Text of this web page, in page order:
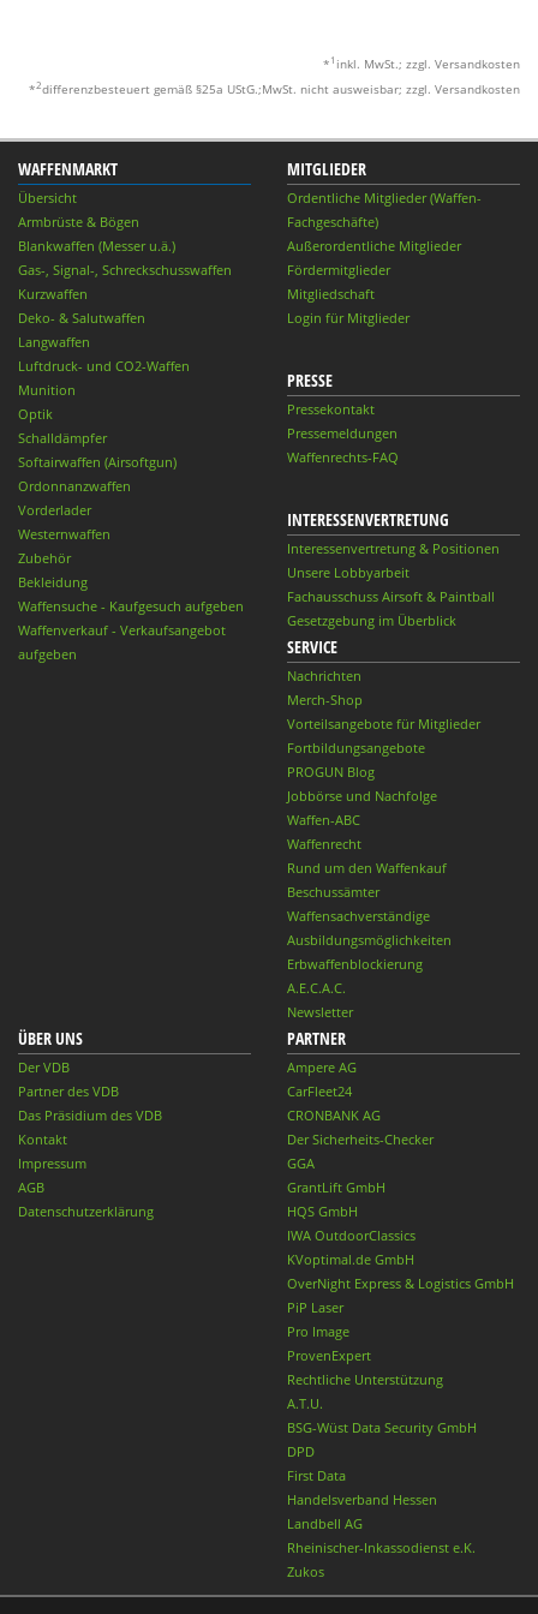
* 1 inkl. MwSt.; zzgl. Versandkosten
*2differenzbesteuert gemäß §25a UStG.;MwSt. nicht ausweisbar; zzgl. Versandkosten
WAFFENMARKT
Übersicht
Armbrüste & Bögen
Blankwaffen (Messer u.ä.)
Gas-, Signal-, Schreckschusswaffen
Kurzwaffen
Deko- & Salutwaffen
Langwaffen
Luftdruck- und CO2-Waffen
Munition
Optik
Schalldämpfer
Softairwaffen (Airsoftgun)
Ordonnanzwaffen
Vorderlader
Westernwaffen
Zubehör
Bekleidung
Waffensuche - Kaufgesuch aufgeben
Waffenverkauf - Verkaufsangebot
aufgeben
MITGLIEDER
Ordentliche Mitglieder (Waffen-
Fachgeschäfte)
Außerordentliche Mitglieder
Fördermitglieder
Mitgliedschaft
Login für Mitglieder
PRESSE
Pressekontakt
Pressemeldungen
Waffenrechts-FAQ
INTERESSENVERTRETUNG
Interessenvertretung & Positionen
Unsere Lobbyarbeit
Fachausschuss Airsoft & Paintball
Gesetzgebung im Überblick
SERVICE
Nachrichten
Merch-Shop
Vorteilsangebote für Mitglieder
Fortbildungsangebote
PROGUN Blog
Jobbörse und Nachfolge
Waffen-ABC
Waffenrecht
Rund um den Waffenkauf
Beschussämter
Waffensachverständige
Ausbildungsmöglichkeiten
Erbwaffenblockierung
A.E.C.A.C.
Newsletter
ÜBER UNS
Der VDB
Partner des VDB
Das Präsidium des VDB
Kontakt
Impressum
AGB
Datenschutzerklärung
PARTNER
Ampere AG
CarFleet24
CRONBANK AG
Der Sicherheits-Checker
GGA
GrantLift GmbH
HQS GmbH
IWA OutdoorClassics
KVoptimal.de GmbH
OverNight Express & Logistics GmbH
PiP Laser
Pro Image
ProvenExpert
Rechtliche Unterstützung
A.T.U.
BSG-Wüst Data Security GmbH
DPD
First Data
Handelsverband Hessen
Landbell AG
Rheinischer-Inkassodienst e.K.
Zukos